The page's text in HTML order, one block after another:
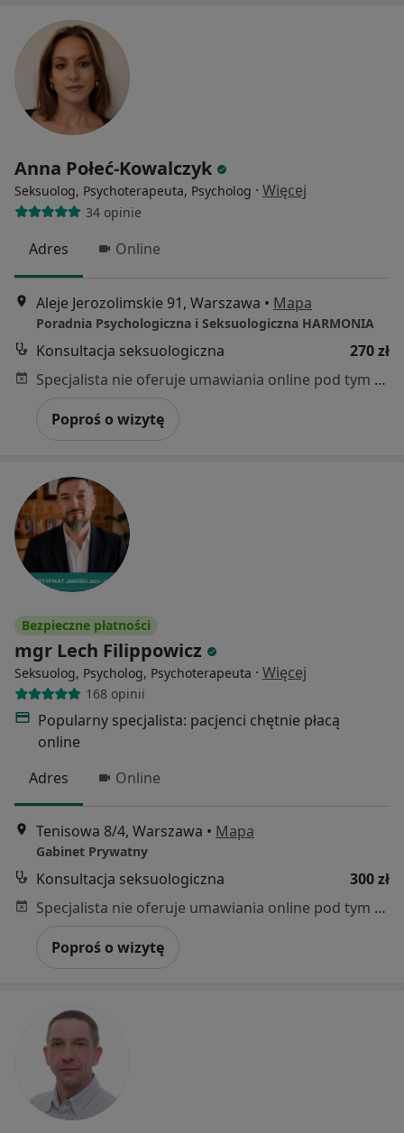
Anna Połeć-Kowalczyk
Seksuolog, Psychoterapeuta, Psycholog · Więcej
34 opinie
Adres Online
Aleje Jerozolimskie 91, Warszawa • Mapa
Poradnia Psychologiczna i Seksuologiczna HARMONIA
Konsultacja seksuologiczna
270 zł
Specjalista nie oferuje umawiania online pod tym adresem.
Poproś o wizytę
Bezpieczne płatności
mgr Lech Filippowicz
Seksuolog, Psycholog, Psychoterapeuta · Więcej
168 opinii
Popularny specjalista: pacjenci chętnie płacą
online
Adres
Online
Tenisowa 8/4, Warszawa • Mapa
Gabinet Prywatny
Konsultacja seksuologiczna
300 zł
Specjalista nie oferuje umawiania online pod tym adresem.
Poproś o wizytę